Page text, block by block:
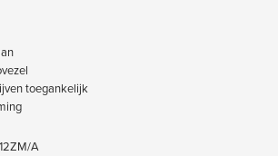
toegankelijk
A